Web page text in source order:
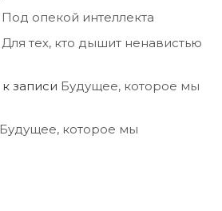
Под опекой интеллекта
Для тех, кто дышит ненавистью
к записи Будущее, которое мы
Будущее, которое мы